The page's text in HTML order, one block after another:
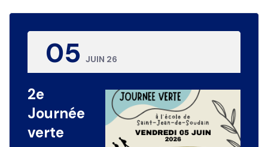
05 JUIN 26
2e
Journée
verte